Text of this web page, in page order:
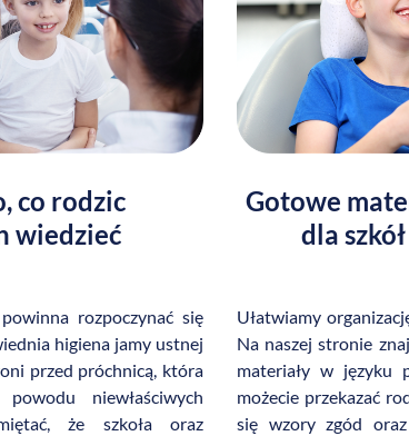
co rodzic
wiedzieć
rozpoczynać się
higiena jamy ustnej
przed próchnicą, która
niewłaściwych
że szkoła oraz
Gotowe
dla
Ułatwiamy
Na naszej stronie
materiały w języku
możecie przekazać
się wzory zgód oraz